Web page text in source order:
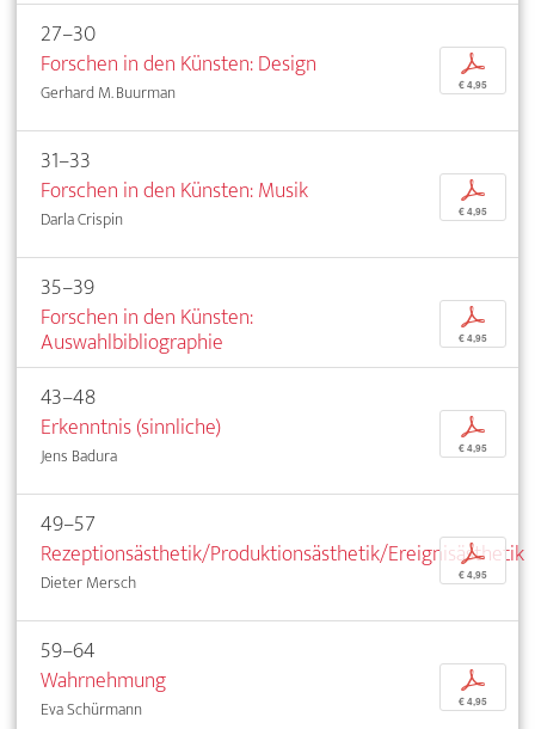
27–30
Forschen in den Künsten: Design
Gerhard M. Buurman
p
€ 4,95
31–33
Forschen in den Künsten: Musik
Darla Crispin
p
€ 4,95
35–39
Forschen in den Künsten:
Auswahlbibliographie
p
€ 4,95
43–48
Erkenntnis (sinnliche)
Jens Badura
p
€ 4,95
49–57
Rezeptionsästhetik/Produktionsästhetik/Ereignisästhetik
Dieter Mersch
p
€ 4,95
59–64
Wahrnehmung
Eva Schürmann
p
€ 4,95